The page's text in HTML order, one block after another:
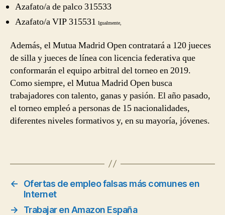
Azafato/a de palco 315533
Azafato/a VIP 315531 Igualmente,
Además, el Mutua Madrid Open contratará a 120 jueces
de silla y jueces de línea con licencia federativa que
conformarán el equipo arbitral del torneo en 2019.
Como siempre, el Mutua Madrid Open busca
trabajadores con talento, ganas y pasión. El año pasado,
el torneo empleó a personas de 15 nacionalidades,
diferentes niveles formativos y, en su mayoría, jóvenes.
←
Ofertas de empleo falsas más comunes en
Internet
→
Trabajar en Amazon España